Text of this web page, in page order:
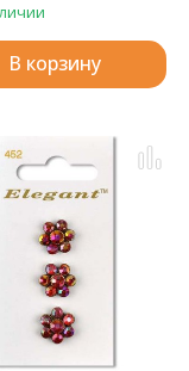
В корзину